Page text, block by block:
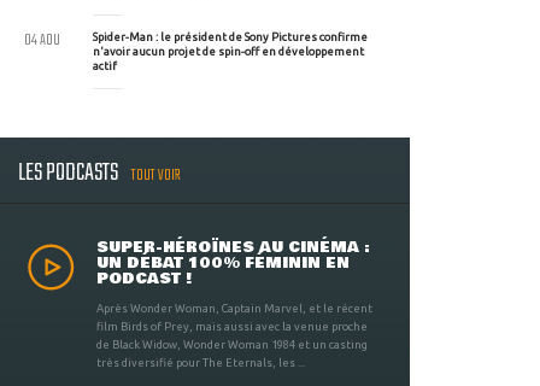
Spider-Man : le président de Sony Pictures confirme
n'avoir aucun projet de spin-off en développement
actif
04 AOU
LES PODCASTS TOUT VOIR
SUPER-HÉROÏNES AU CINÉMA :
UN DÉBAT 100% FÉMININ EN
PODCAST !
Après Wonder Woman, Captain Marvel, et le récent
film Birds of Prey, mais aussi avec la venue proche
de Black Widow, Wonder Woman 1984 et un casting
très diversifié pour The Eternals, les ...